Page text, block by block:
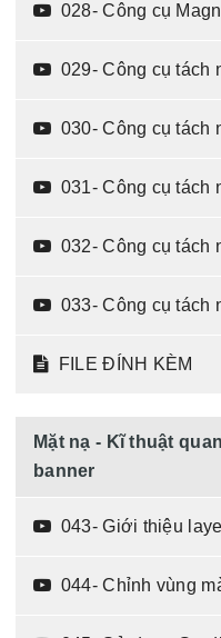
028- Công cụ Magnetic Lasso
029- Công cụ tách nền Quick
030- Công cụ tách nền Magic
031- Công cụ tách nền Color
032- Công cụ tách nền Quick Mask
033- Công cụ tách nền Select and
FILE ĐÍNH KÈM
Mặt nạ - Kĩ thuật
banner
043- Giới thiệu layer mặt
044- Chỉnh vùng màu sắc sử dụng